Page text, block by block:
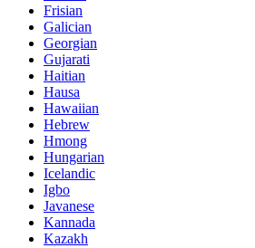
Frisian
Galician
Georgian
Gujarati
Haitian
Hausa
Hawaiian
Hebrew
Hmong
Hungarian
Icelandic
Igbo
Javanese
Kannada
Kazakh